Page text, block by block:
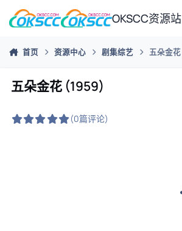
跳转到帖子
OKSCC资源
首页 资源中心 剧集综艺 五朵金
五朵金花 (1959)
(0篇评论)